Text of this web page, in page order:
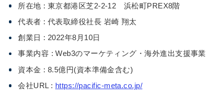
所在地 : 東京都港区芝2-2-12 浜松町PREX8階
代表者 : 代表取締役社長 岩崎 翔太
創業日 : 2022年8月10日
事業内容 : Web3のマーケティング・海外進出支援事業
資本金 : 8.5億円(資本準備金含む)
会社URL : https://pacific-meta.co.jp/